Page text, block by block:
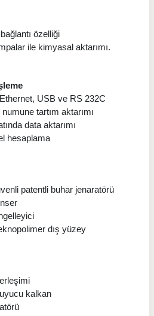
özelliği
ile kimyasal aktarımı.
USB ve RS 232C
tartım aktarımı
data aktarımı
hesaplama
patentli buhar jenaratörü
dış yüzey
kalkan